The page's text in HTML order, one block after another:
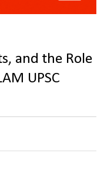
and the Role
UPSC